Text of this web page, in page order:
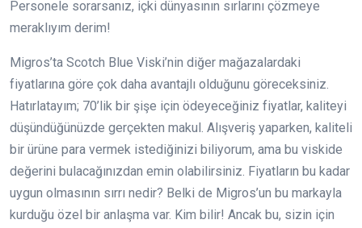
Personele sorarsanız, içki dünyasının sırlarını çözmeye
meraklıyım derim!
Migros’ta Scotch Blue Viski’nin diğer mağazalardaki
fiyatlarına göre çok daha avantajlı olduğunu göreceksiniz.
Hatırlatayım; 70’lik bir şişe için ödeyeceğiniz fiyatlar, kaliteyi
düşündüğünüzde gerçekten makul. Alışveriş yaparken, kaliteli
bir ürüne para vermek istediğinizi biliyorum, ama bu viskide
değerini bulacağınızdan emin olabilirsiniz. Fiyatların bu kadar
uygun olmasının sırrı nedir? Belki de Migros’un bu markayla
kurduğu özel bir anlaşma var. Kim bilir! Ancak bu, sizin için